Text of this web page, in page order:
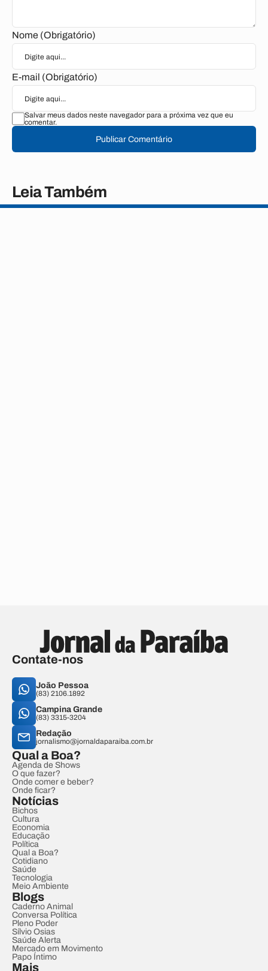
Nome (Obrigatório)
E-mail (Obrigatório)
Salvar meus dados neste navegador para a próxima vez que eu
comentar.
Publicar Comentário
Leia Também
Contate-nos
João Pessoa
(83) 2106.1892
Campina Grande
(83) 3315-3204
Redação
jornalismo@jornaldaparaiba.com.br
Qual a Boa?
Agenda de Shows
O que fazer?
Onde comer e beber?
Onde ficar?
Notícias
Bichos
Cultura
Economia
Educação
Política
Qual a Boa?
Cotidiano
Saúde
Tecnologia
Meio Ambiente
Blogs
Caderno Animal
Conversa Política
Pleno Poder
Sílvio Osias
Saúde Alerta
Mercado em Movimento
Papo Íntimo
Mais